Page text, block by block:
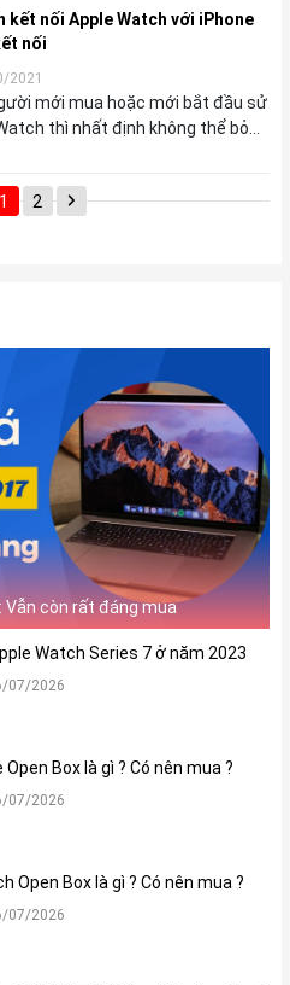
kết nối Apple Watch với iPhone
nối
2021
mới mua hoặc mới bắt đầu sử
thì nhất định không thể bỏ
1 2
Vẫn còn rất đáng mua
Watch Series 7 ở năm 2023
07/2026
Open Box là gì ? Có nên mua ?
07/2026
Open Box là gì ? Có nên mua ?
07/2026